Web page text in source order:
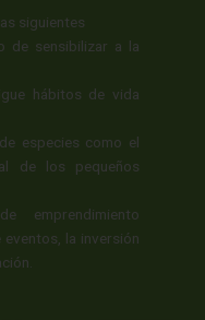
siguientes
de sensibilizar a la
hábitos de vida
especies como el
de los pequeños
emprendimiento
la inversión